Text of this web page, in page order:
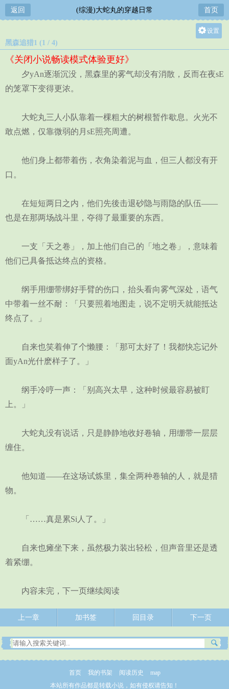
返回 (综漫)大蛇丸的穿越日常 首页
设置
中
黑森追猎1 (1 / 4)
《关闭小说畅读模式体验更好》
夕yAn逐渐沉没，黑森里的雾气却没有消散，反而在夜sE
的笼罩下变得更浓。
大蛇丸三人小队靠着一棵粗大的树根暂作歇息。火光不
敢点燃，仅靠微弱的月sE照亮周遭。
他们身上都带着伤，衣角染着泥与血，但三人都没有开
口。
在短短两日之内，他们先後击退砂隐与雨隐的队伍——
也是在那两场战斗里，夺得了最重要的东西。
一支「天之卷」，加上他们自己的「地之卷」，意味着
他们已具备抵达终点的资格。
纲手用绷带绑好手臂的伤口，抬头看向雾气深处，语气
中带着一丝不耐：「只要照着地图走，说不定明天就能抵达
终点了。」
自来也笑着伸了个懒腰：「那可太好了！我都快忘记外
面yAn光什麽样子了。」
纲手冷哼一声：「别高兴太早，这种时候最容易被盯
上。」
大蛇丸没有说话，只是静静地收好卷轴，用绷带一层层
缠住。
他知道——在这场试炼里，集全两种卷轴的人，就是猎
物。
「……真是累Si人了。」
自来也瘫坐下来，虽然极力装出轻松，但声音里还是透
着紧绷。
内容未完，下一页继续阅读
上一章 加书签 回目录 下一页
首页 我的书架 阅读历史
map
本站所有作品都是转载小说，如有侵权请告知！